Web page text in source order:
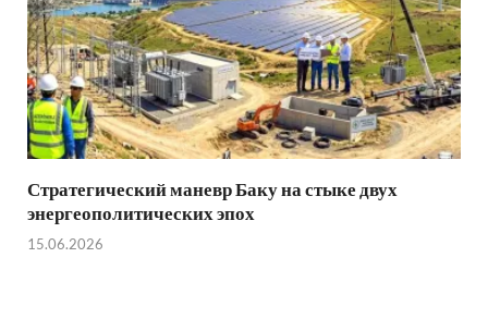
Стратегический маневр Баку на стыке двух
энергеополитических эпох
15.06.2026